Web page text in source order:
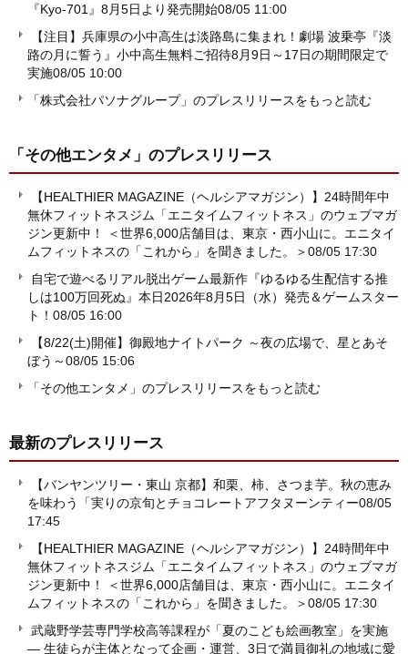
『Kyo-701』8月5日より発売開始08/05 11:00
【注目】兵庫県の小中高生は淡路島に集まれ！劇場 波乗亭『淡
路の月に誓う』小中高生無料ご招待8月9日～17日の期間限定で
実施08/05 10:00
「株式会社パソナグループ」のプレスリリースをもっと読む
「その他エンタメ」 のプレスリリース
【HEALTHIER MAGAZINE（ヘルシアマガジン）】24時間年中
無休フィットネスジム「エニタイムフィットネス」のウェブマガ
ジン更新中！ ＜世界6,000店舗目は、東京・西小山に。エニタイ
ムフィットネスの「これから」を聞きました。＞08/05 17:30
自宅で遊べるリアル脱出ゲーム最新作『ゆるゆる生配信する推
しは100万回死ぬ』本日2026年8月5日（水）発売＆ゲームスター
ト！ 08/05 16:00
【8/22(土)開催】御殿地ナイトパーク ～夜の広場で、星とあそ
ぼう～08/05 15:06
「その他エンタメ」のプレスリリースをもっと読む
最新のプレスリリース
【バンヤンツリー・東山 京都】和栗、柿、さつま芋。秋の恵み
を味わう「実りの京旬とチョコレートアフタヌーンティー08/05
17:45
【HEALTHIER MAGAZINE（ヘルシアマガジン）】24時間年中
無休フィットネスジム「エニタイムフィットネス」のウェブマガ
ジン更新中！ ＜世界6,000店舗目は、東京・西小山に。エニタイ
ムフィットネスの「これから」を聞きました。＞08/05 17:30
武蔵野学芸専門学校高等課程が「夏のこども絵画教室」を実施
― 生徒らが主体となって企画・運営、3日で満員御礼の地域に愛